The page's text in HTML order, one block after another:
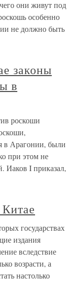
они живут под
особенно
не должно быть
законы
в
роскоши
в Арагонии, были
при этом не
Иаков I приказал,
государствах
издания
вследствие
возрасти, а
настолько